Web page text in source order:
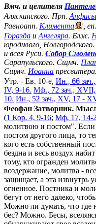
Вмч. и целителя
Аляскинского. Прп. Анфисы
Равноапп. Климента ,
Горазда и Ангеляра. Блж.
юродивого,
и всея Руси. Собор
Сарапульского. Сщмч.
Сщмч. Иоанна пресвитера.
Утр. - Ев. 10-е, Ин., 66
IV, 9-16. Мф., 72 зач., XVII,
10. Ин., 52 зач., XV, 17 -
Феофан Затворник.
(1 Кор. 4, 9-16; Мф. 17, 14-
молитвою и постом". Если
постом другого лица, то
кого есть собственный
бездна и весь воздух
тому, кто огражден
воздержание, молитва -
защищает, а эта извнутрь
огненное. Постника и
бегут от него далеко,
Можно ли думать, что где
бес? Можно. Бесы,